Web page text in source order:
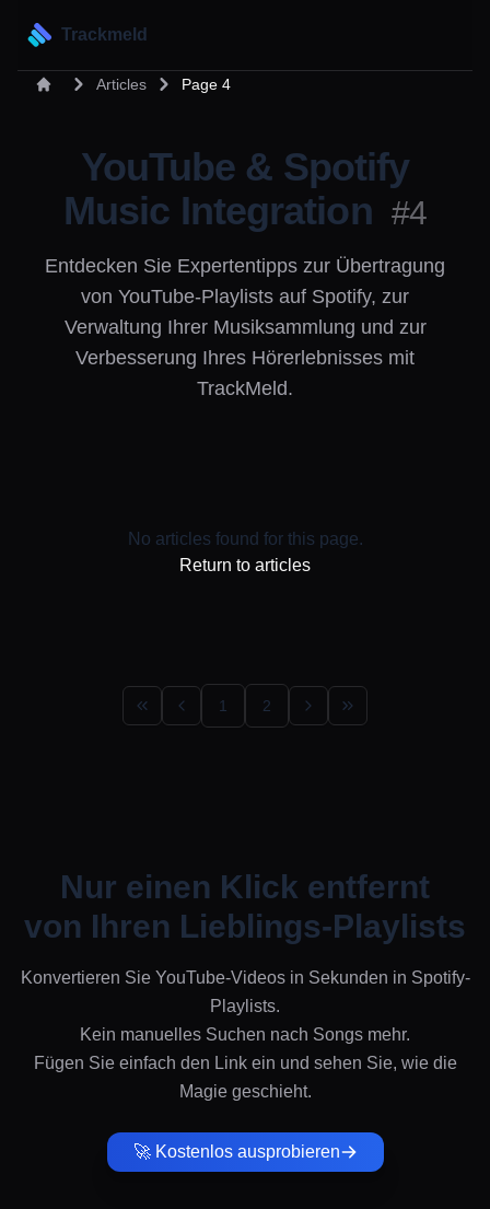
Trackmeld
Articles Page 4
YouTube & Spotify
Music Integration #4
Entdecken Sie Expertentipps zur Übertragung
von YouTube-Playlists auf Spotify, zur
Verwaltung Ihrer Musiksammlung und zur
Verbesserung Ihres Hörerlebnisses mit
TrackMeld.
No articles found for this page.
Return to articles
1 2
Nur einen Klick entfernt
von Ihren Lieblings-Playlists
Konvertieren Sie YouTube-Videos in Sekunden in Spotify-
Playlists.
Kein manuelles Suchen nach Songs mehr.
Fügen Sie einfach den Link ein und sehen Sie, wie die
Magie geschieht.
🚀 Kostenlos ausprobieren